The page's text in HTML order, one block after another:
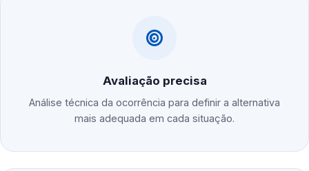
Avaliação precisa
Análise técnica da ocorrência para definir a alternativa
mais adequada em cada situação.